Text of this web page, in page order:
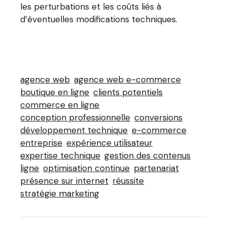
les perturbations et les coûts liés à
d’éventuelles modifications techniques.
agence web agence web e-commerce
boutique en ligne clients potentiels
commerce en ligne
conception professionnelle conversions
développement technique e-commerce
entreprise expérience utilisateur
expertise technique gestion des contenus
ligne optimisation continue partenariat
présence sur internet réussite
stratégie marketing